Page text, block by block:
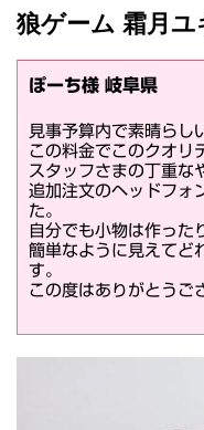
狼ゲーム 霜月ユ
ぽーち様 岐阜県
見事予算内で素晴らし
この料金でこのクオリ
スタッフさまの丁重な
追加注文のヘッドフォ
た。
自分でも小物は作った
簡単なように見えてど
す。
この度はありがとうご